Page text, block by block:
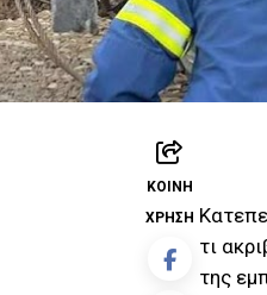
ΚΟΙΝΉ
ΧΡΉΣΗ
τι
της